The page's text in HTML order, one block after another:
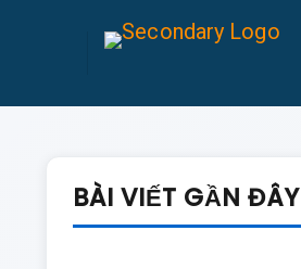
BÀI VIẾT GẦN ĐÂY